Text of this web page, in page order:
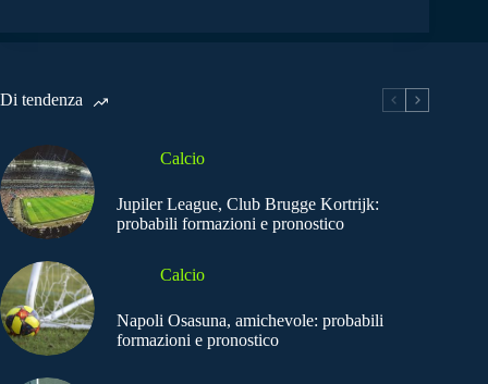
Di tendenza
Calcio
Jupiler League, Club Brugge Kortrijk:
probabili formazioni e pronostico
Calcio
Napoli Osasuna, amichevole: probabili
formazioni e pronostico